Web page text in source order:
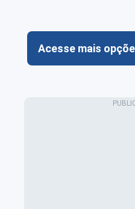
Acesse mais